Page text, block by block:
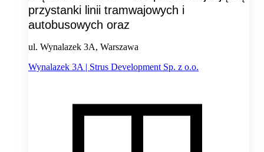
przystanki linii tramwajowych i
autobusowych oraz
ul. Wynalazek 3A, Warszawa
Wynalazek 3A | Strus Development Sp. z o.o.